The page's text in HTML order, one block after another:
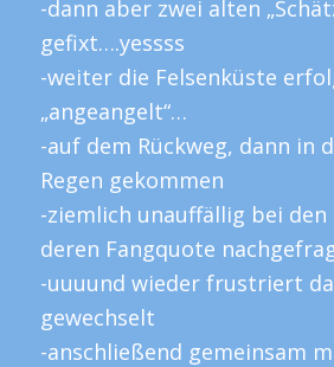
-dann aber zwei alten
gefixt….yessss
-weiter die Felsenküste
„angeangelt“…
-auf dem Rückweg, dann in
Regen gekommen
-ziemlich unauffällig bei
deren Fangquote
-uuuund wieder frustriert
gewechselt
-anschließend gemeinsam